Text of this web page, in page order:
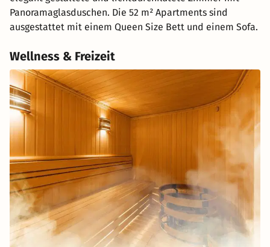
Panoramaglasduschen. Die 52 m² Apartments sind
ausgestattet mit einem Queen Size Bett und einem Sofa.
Wellness & Freizeit